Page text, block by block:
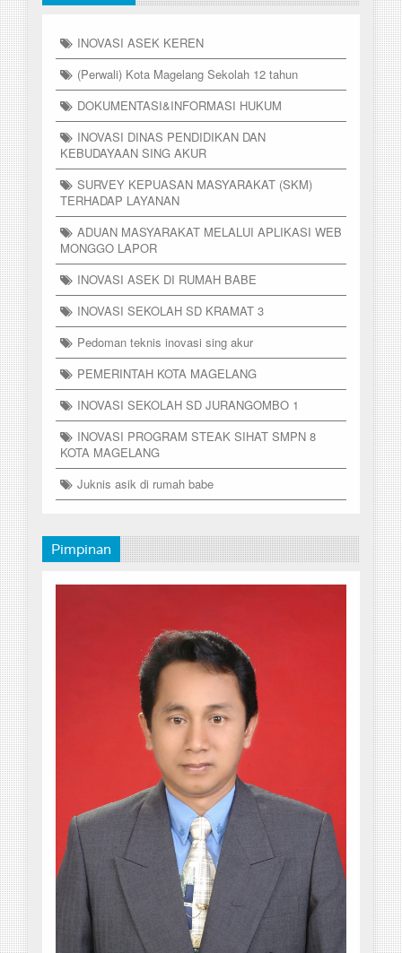
INOVASI ASEK KEREN
(Perwali) Kota Magelang Sekolah 12 tahun
DOKUMENTASI&INFORMASI HUKUM
INOVASI DINAS PENDIDIKAN DAN
KEBUDAYAAN SING AKUR
SURVEY KEPUASAN MASYARAKAT (SKM)
TERHADAP LAYANAN
ADUAN MASYARAKAT MELALUI APLIKASI WEB
MONGGO LAPOR
INOVASI ASEK DI RUMAH BABE
INOVASI SEKOLAH SD KRAMAT 3
Pedoman teknis inovasi sing akur
PEMERINTAH KOTA MAGELANG
INOVASI SEKOLAH SD JURANGOMBO 1
INOVASI PROGRAM STEAK SIHAT SMPN 8
KOTA MAGELANG
Juknis asik di rumah babe
Pimpinan